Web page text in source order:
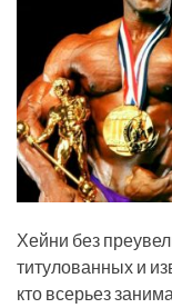
Хейни без
титулованных и
кто всерьез